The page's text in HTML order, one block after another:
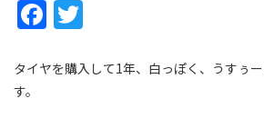
Facebook
タイヤを購入して1年、白っぽく、うすぅ
す。